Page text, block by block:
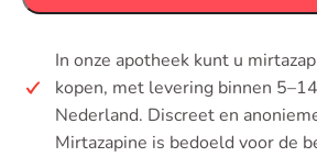
In onze apotheek kunt u
kopen, met levering binnen
Nederland. Discreet en
Mirtazapine is bedoeld voor de